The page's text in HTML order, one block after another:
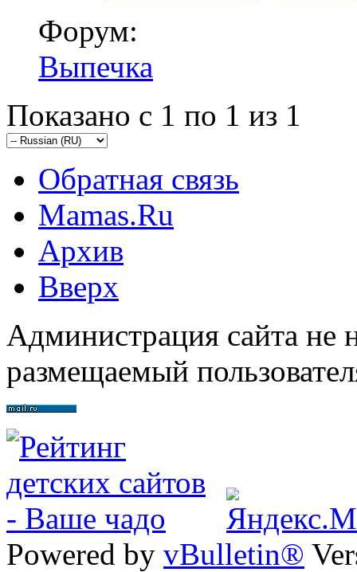
Форум:
Выпечка
Показано с 1 по 1 из 1
Обратная связь
Mamas.Ru
Архив
Вверх
Администрация сайта не
размещаемый
Powered by vBulletin®